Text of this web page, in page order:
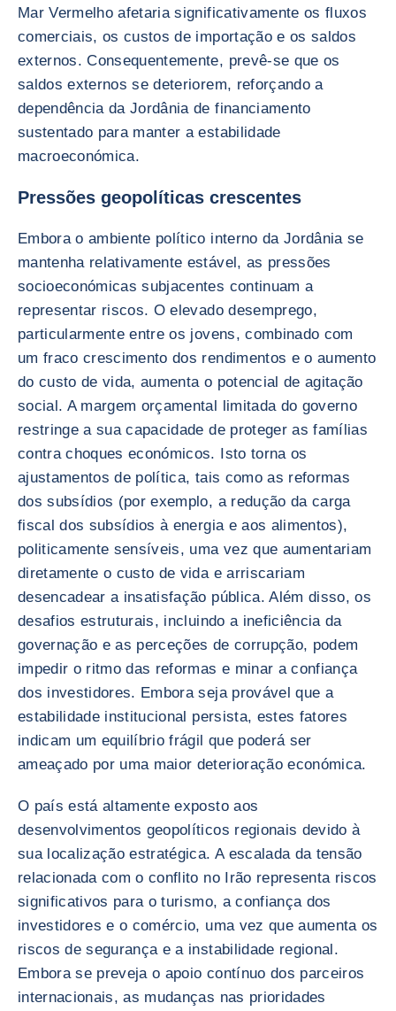
Mar Vermelho afetaria significativamente os fluxos
comerciais, os custos de importação e os saldos
externos. Consequentemente, prevê-se que os
saldos externos se deteriorem, reforçando a
dependência da Jordânia de financiamento
sustentado para manter a estabilidade
macroeconómica.
Pressões geopolíticas crescentes
Embora o ambiente político interno da Jordânia se
mantenha relativamente estável, as pressões
socioeconómicas subjacentes continuam a
representar riscos. O elevado desemprego,
particularmente entre os jovens, combinado com
um fraco crescimento dos rendimentos e o aumento
do custo de vida, aumenta o potencial de agitação
social. A margem orçamental limitada do governo
restringe a sua capacidade de proteger as famílias
contra choques económicos. Isto torna os
ajustamentos de política, tais como as reformas
dos subsídios (por exemplo, a redução da carga
fiscal dos subsídios à energia e aos alimentos),
politicamente sensíveis, uma vez que aumentariam
diretamente o custo de vida e arriscariam
desencadear a insatisfação pública. Além disso, os
desafios estruturais, incluindo a ineficiência da
governação e as perceções de corrupção, podem
impedir o ritmo das reformas e minar a confiança
dos investidores. Embora seja provável que a
estabilidade institucional persista, estes fatores
indicam um equilíbrio frágil que poderá ser
ameaçado por uma maior deterioração económica.
O país está altamente exposto aos
desenvolvimentos geopolíticos regionais devido à
sua localização estratégica. A escalada da tensão
relacionada com o conflito no Irão representa riscos
significativos para o turismo, a confiança dos
investidores e o comércio, uma vez que aumenta os
riscos de segurança e a instabilidade regional.
Embora se preveja o apoio contínuo dos parceiros
internacionais, as mudanças nas prioridades